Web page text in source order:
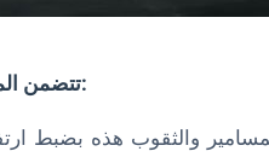
تتضمن الميزات الرئيسية لرف الطاقة ما يلي: